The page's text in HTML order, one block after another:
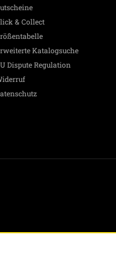
& Collect
Katalogsuche
Dispute Regulation